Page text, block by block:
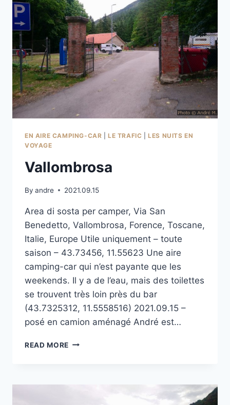
EN AIRE CAMPING-CAR |LE TRAFIC |LES NUITS EN
VOYAGE
Vallombrosa
By andre 2021.09.15
Area di sosta per camper, Via San
Benedetto, Vallombrosa, Forence, Toscane,
Italie, Europe Utile uniquement – toute
saison – 43.73456, 11.55623 Une aire
camping-car qui n’est payante que les
weekends. Il y a de l’eau, mais des toilettes
se trouvent très loin près du bar
(43.7325312, 11.5558516) 2021.09.15 –
posé en camion aménagé André est…
READ MORE VALLOMBROSA